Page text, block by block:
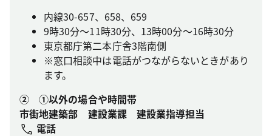
内線30-657、658、659
9時30分～11時30分、13時00分～16時30分
東京都庁第二本庁舎3階南側
※窓口相談中は電話がつながらないときがあり
ます。
② ①以外の場合や時間帯
市街地建築部 建設業課 建設業指導担当
電話